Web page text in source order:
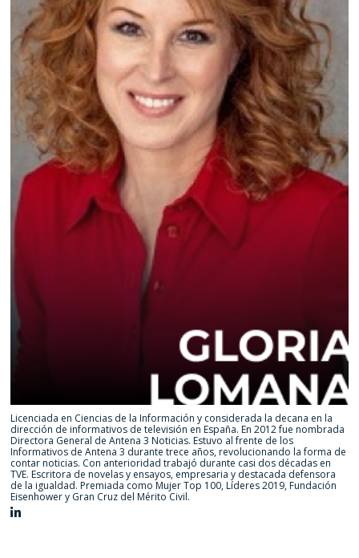
Licenciada en Ciencias de la Información y considerada la decana en la
dirección de informativos de televisión en España. En 2012 fue nombrada
Directora General de Antena 3 Noticias. Estuvo al frente de los
Informativos de Antena 3 durante trece años, revolucionando la forma de
contar noticias. Con anterioridad trabajó durante casi dos décadas en
TVE. Escritora de novelas y ensayos, empresaria y destacada defensora
de la igualdad. Premiada como Mujer Top 100, Líderes 2019, Fundación
Eisenhower y Gran Cruz del Mérito Civil.